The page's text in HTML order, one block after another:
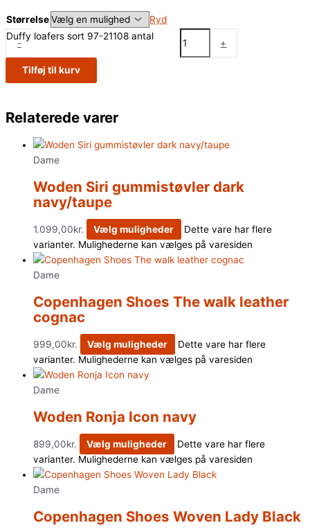
Størrelse Ryd
-
Duffy loafers sort 97-21108 antal
+
Tilføj til kurv
Relaterede varer
Dame
Woden Siri gummistøvler dark
navy/taupe
1.099,00kr. Vælg muligheder
Dette vare har flere
varianter. Mulighederne kan vælges på varesiden
Dame
Copenhagen Shoes The walk leather
cognac
999,00kr. Vælg muligheder
Dette vare har flere
varianter. Mulighederne kan vælges på varesiden
Dame
Woden Ronja Icon navy
899,00kr. Vælg muligheder
Dette vare har flere
varianter. Mulighederne kan vælges på varesiden
Dame
Copenhagen Shoes Woven Lady Black